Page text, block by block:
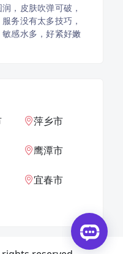
，皮肤吹弹可破，
务没有太多技巧，
感水多，好紧好嫩
萍乡市
鹰潭市
宜春市